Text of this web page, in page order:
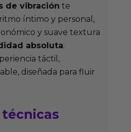
de vibración te
íntimo y personal,
y suave textura
absoluta.
táctil,
diseñada para fluir
técnicas